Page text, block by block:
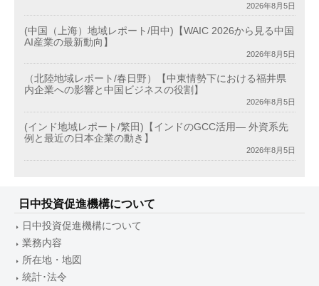
2026年8月5日
(中国（上海）地域レポート/田中)【WAIC 2026から見る中国
AI産業の最新動向】
2026年8月5日
（北陸地域レポート/春日野）【中東情勢下における福井県
内企業への影響と中国ビジネスの役割】
2026年8月5日
(インド地域レポート/繁田)【インドのGCC活用― 外資系先
例と最近の日本企業の動き】
2026年8月5日
日中投資促進機構について
日中投資促進機構について
業務内容
所在地・地図
統計･法令